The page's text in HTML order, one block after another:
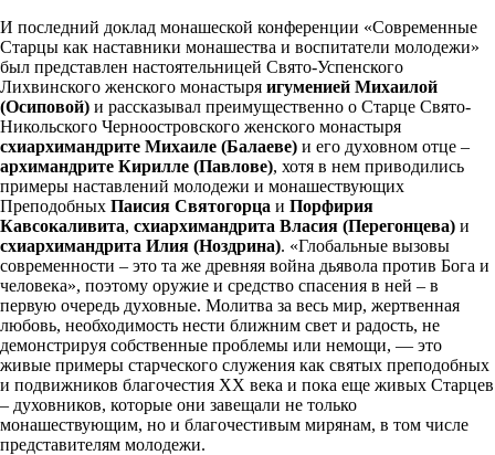
И последний доклад монашеской конференции «Современные
Старцы как наставники монашества и воспитатели молодежи»
был представлен настоятельницей Свято-Успенского
Лихвинского женского монастыря игуменией Михаилой
(Осиповой) и рассказывал преимущественно о Старце Свято-
Никольского Черноостровского женского монастыря
схиархимандрите Михаиле (Балаеве) и его духовном отце –
архимандрите Кирилле (Павлове), хотя в нем приводились
примеры наставлений молодежи и монашествующих
Преподобных Паисия Святогорца и Порфирия
Кавсокаливита, схиархимандрита Власия (Перегонцева) и
схиархимандрита Илия (Ноздрина). «Глобальные вызовы
современности – это та же древняя война дьявола против Бога и
человека», поэтому оружие и средство спасения в ней – в
первую очередь духовные. Молитва за весь мир, жертвенная
любовь, необходимость нести ближним свет и радость, не
демонстрируя собственные проблемы или немощи, — это
живые примеры старческого служения как святых преподобных
и подвижников благочестия ΧΧ века и пока еще живых Старцев
– духовников, которые они завещали не только
монашествующим, но и благочестивым мирянам, в том числе
представителям молодежи.